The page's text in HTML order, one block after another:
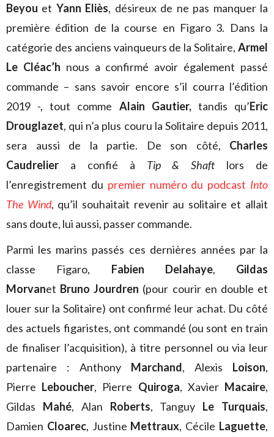
Beyou et Yann Eliès, désireux de ne pas manquer la
première édition de la course en Figaro 3. Dans la
catégorie des anciens vainqueurs de la Solitaire, Armel
Le Cléac’h nous a confirmé avoir également passé
commande – sans savoir encore s’il courra l’édition
2019 -, tout comme Alain Gautier, tandis qu’Eric
Drouglazet, qui n’a plus couru la Solitaire depuis 2011,
sera aussi de la partie. De son côté, Charles
Caudrelier a confié à Tip & Shaftlors de
l’enregistrement du premier numéro du podcast Into
The Wind, qu’il souhaitait revenir au solitaire et allait
sans doute, lui aussi, passer commande.
Parmi les marins passés ces dernières années par la
classe Figaro, Fabien Delahaye, Gildas
Morvanet Bruno Jourdren (pour courir en double et
louer sur la Solitaire) ont confirmé leur achat. Du côté
des actuels figaristes, ont commandé (ou sont en train
de finaliser l’acquisition), à titre personnel ou via leur
partenaire : Anthony Marchand, Alexis Loison,
Pierre Leboucher, Pierre Quiroga, Xavier Macaire,
Gildas Mahé, Alan Roberts, Tanguy Le Turquais,
Damien Cloarec, Justine Mettraux, Cécile Laguette,